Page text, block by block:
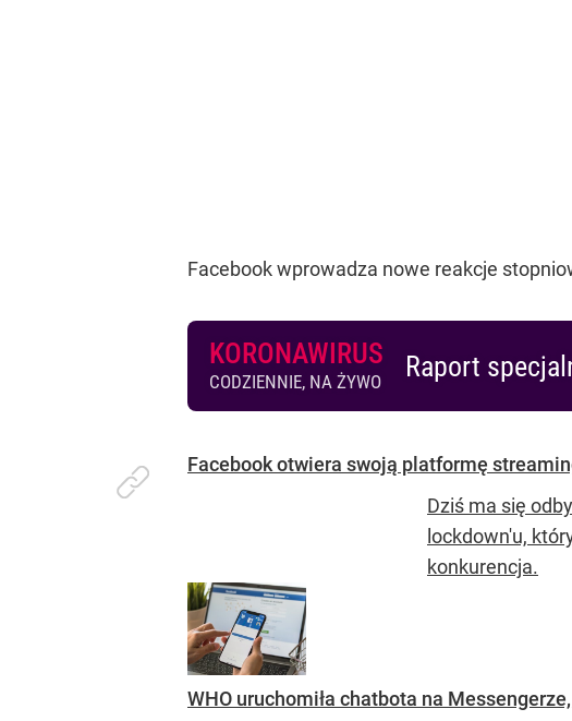
this unprecedented time.
We hope these reactions give people
— Alexandru Voica (@alexvoica) April 17,
Facebook wprowadza nowe reakcje